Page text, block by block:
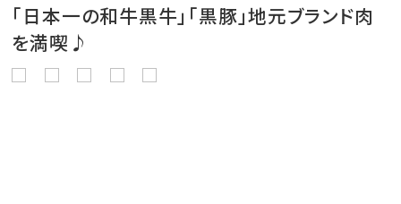
「日本一の和牛黒牛」「黒豚」地元ブランド肉
を満喫♪